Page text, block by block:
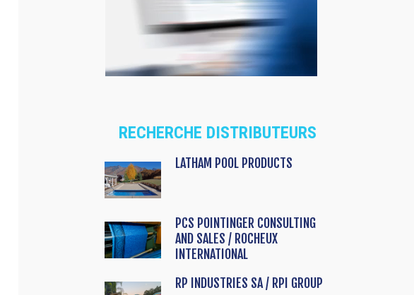
RECHERCHE DISTRIBUTEURS
LATHAM POOL PRODUCTS
PCS POINTINGER CONSULTING
AND SALES / ROCHEUX
INTERNATIONAL
RP INDUSTRIES SA / RPI GROUP